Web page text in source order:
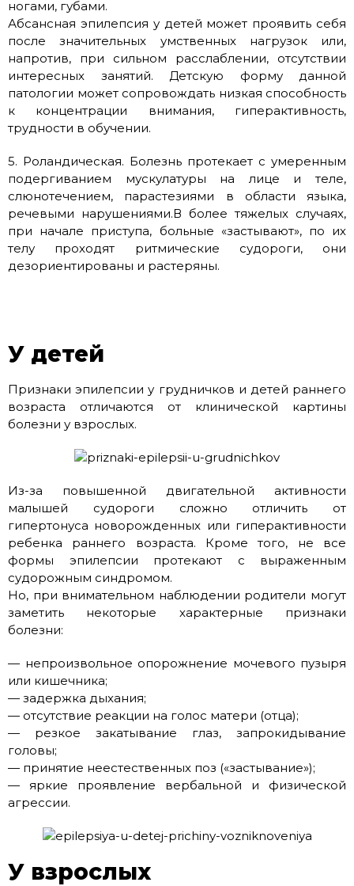
ногами, губами.
Абсансная эпилепсия у детей может проявить себя
после значительных умственных нагрузок или,
напротив, при сильном расслаблении, отсутствии
интересных занятий. Детскую форму данной
патологии может сопровождать низкая способность
к концентрации внимания, гиперактивность,
трудности в обучении.
5. Роландическая. Болезнь протекает с умеренным
подергиванием мускулатуры на лице и теле,
слюнотечением, парастезиями в области языка,
речевыми нарушениями.В более тяжелых случаях,
при начале приступа, больные «застывают», по их
телу проходят ритмические судороги, они
дезориентированы и растеряны.
У детей
Признаки эпилепсии у грудничков и детей раннего
возраста отличаются от клинической картины
болезни у взрослых.
Из-за повышенной двигательной активности
малышей судороги сложно отличить от
гипертонуса новорожденных или гиперактивности
ребенка раннего возраста. Кроме того, не все
формы эпилепсии протекают с выраженным
судорожным синдромом.
Но, при внимательном наблюдении родители могут
заметить некоторые характерные признаки
болезни:
— непроизвольное опорожнение мочевого пузыря
или кишечника;
— задержка дыхания;
— отсутствие реакции на голос матери (отца);
— резкое закатывание глаз, запрокидывание
головы;
— принятие неестественных поз («застывание»);
— яркие проявление вербальной и физической
агрессии.
У взрослых